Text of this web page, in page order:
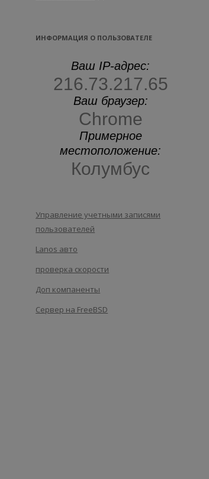
ИНФОРМАЦИЯ О ПОЛЬЗОВАТЕЛЕ
Ваш IP-адрес:
216.73.217.65
Ваш браузер:
Chrome
Примерное
местоположение:
Колумбус
Управление учетными записями
пользователей
Lanos авто
проверка скорости
Доп компаненты
Сервер на FreeBSD